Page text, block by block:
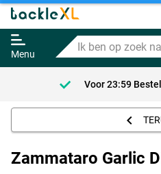
Menu
Ik
ben
op
zoek
naar
Zammataro Garlic
6.95
Voor 23:59
Zammataro Garlic